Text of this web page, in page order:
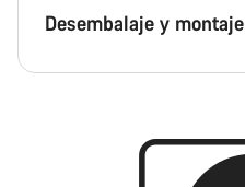
Desembalaje y montaje